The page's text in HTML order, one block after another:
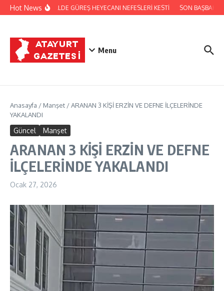
İçeriğe atla
Hot NewsFESTİVALDE GÜREŞ HEYECANI NEFESLERİ KESTİ SON
Menu
Anasayfa / Manşet /ARANAN 3 KİŞİ ERZİN VE DEFNE İLÇELERİNDE
YAKALANDI
Güncel Manşet
ARANAN 3 KİŞİ ERZİN VE DEFNE
İLÇELERİNDE YAKALANDI
Ocak 27, 2026